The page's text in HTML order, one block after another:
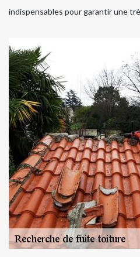
indispensables pour garantir une